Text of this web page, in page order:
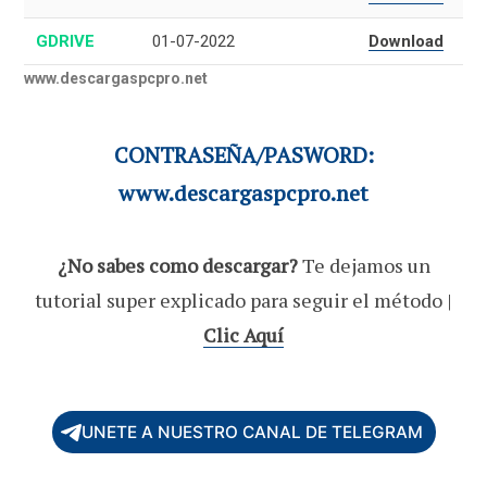
GDRIVE 01-07-2022 Download
www.descargaspcpro.net
CONTRASEÑA/PASWORD:
www.descargaspcpro.net
¿No sabes como descargar?Te dejamos un
tutorial super explicado para seguir el método |
Clic Aquí
UNETE A NUESTRO CANAL DE TELEGRAM